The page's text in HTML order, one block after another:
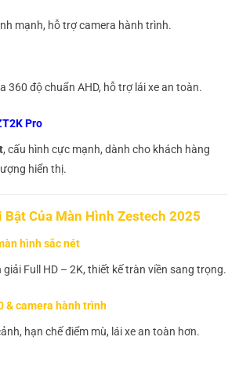
mạnh, hỗ trợ camera hành trình.
360 độ chuẩn AHD, hỗ trợ lái xe an toàn.
Pro
, cấu hình cực mạnh, dành cho khách hàng
hiển thị.
Của Màn Hình Zestech 2025
hình sắc nét
Full HD – 2K, thiết kế tràn viền sang trọng.
& camera hành trình
hạn chế điểm mù, lái xe an toàn hơn.